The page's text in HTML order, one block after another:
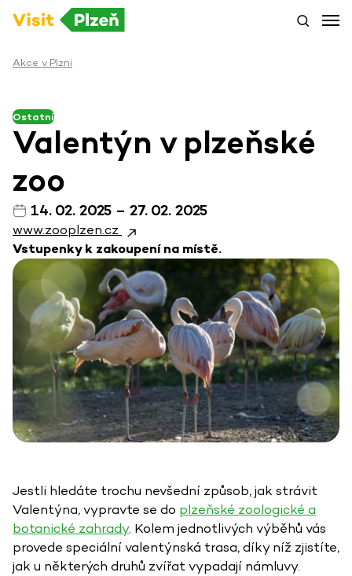
Akce v Plzni
Ostatní
Valentýn v plzeňské
zoo
14. 02. 2025 – 27. 02. 2025
www.zooplzen.cz
Vstupenky k zakoupení na místě.
Jestli hledáte trochu nevšední způsob, jak strávit
Valentýna, vypravte se do plzeňské zoologické a
botanické zahrady. Kolem jednotlivých výběhů vás
provede speciální valentýnská trasa, díky níž zjistíte,
jak u některých druhů zvířat vypadají námluvy.